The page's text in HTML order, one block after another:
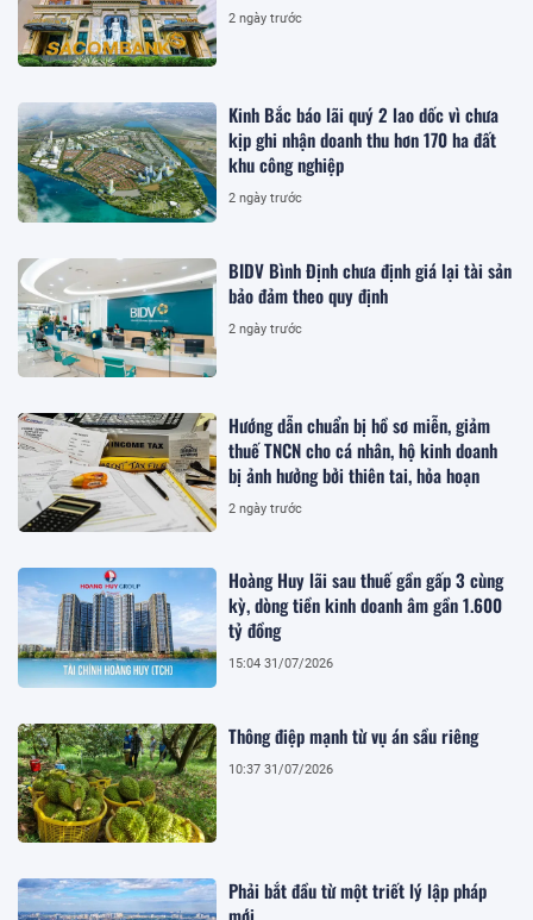
2 ngày trước
Kinh Bắc báo lãi quý 2 lao dốc vì chưa
kịp ghi nhận doanh thu hơn 170 ha đất
khu công nghiệp
2 ngày trước
BIDV Bình Định chưa định giá lại tài sản
bảo đảm theo quy định
2 ngày trước
Hướng dẫn chuẩn bị hồ sơ miễn, giảm
thuế TNCN cho cá nhân, hộ kinh doanh
bị ảnh hưởng bởi thiên tai, hỏa hoạn
2 ngày trước
Hoàng Huy lãi sau thuế gần gấp 3 cùng
kỳ, dòng tiền kinh doanh âm gần 1.600
tỷ đồng
15:04 31/07/2026
Thông điệp mạnh từ vụ án sầu riêng
10:37 31/07/2026
Phải bắt đầu từ một triết lý lập pháp